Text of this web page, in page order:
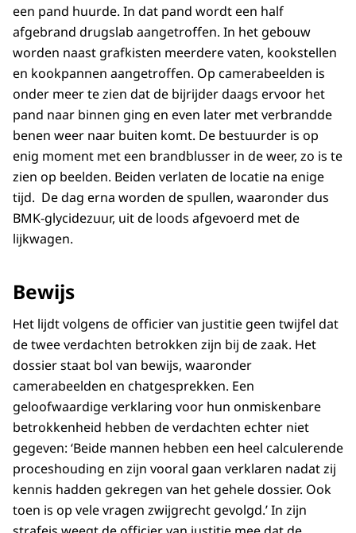
een pand huurde. In dat pand wordt een half
afgebrand drugslab aangetroffen. In het gebouw
worden naast grafkisten meerdere vaten, kookstellen
en kookpannen aangetroffen. Op camerabeelden is
onder meer te zien dat de bijrijder daags ervoor het
pand naar binnen ging en even later met verbrandde
benen weer naar buiten komt. De bestuurder is op
enig moment met een brandblusser in de weer, zo is te
zien op beelden. Beiden verlaten de locatie na enige
tijd. De dag erna worden de spullen, waaronder dus
BMK-glycidezuur, uit de loods afgevoerd met de
lijkwagen.
Bewijs
Het lijdt volgens de officier van justitie geen twijfel dat
de twee verdachten betrokken zijn bij de zaak. Het
dossier staat bol van bewijs, waaronder
camerabeelden en chatgesprekken. Een
geloofwaardige verklaring voor hun onmiskenbare
betrokkenheid hebben de verdachten echter niet
gegeven: ‘Beide mannen hebben een heel calculerende
proceshouding en zijn vooral gaan verklaren nadat zij
kennis hadden gekregen van het gehele dossier. Ook
toen is op vele vragen zwijgrecht gevolgd.’ In zijn